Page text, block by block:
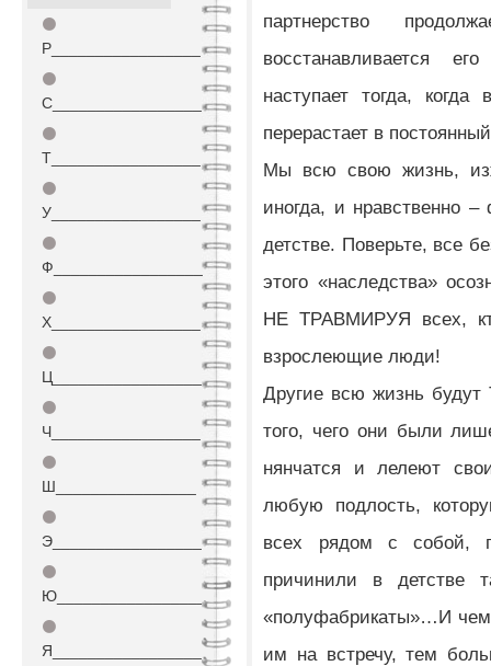
⚫
Р_________________
⚫
С_________________
⚫
Т_________________
⚫
У_________________
⚫
Ф_________________
⚫
Х_________________
⚫
Ц_________________
⚫
Ч_________________
⚫
Ш________________
⚫
Э_________________
⚫
Ю_________________
⚫
Я_________________
партнерство
восстанавливается
наступает тогда,
перерастает в
Мы всю свою жизнь,
иногда, и нравственно
детстве. Поверьте, все
этого «наследства»
НЕ ТРАВМИРУЯ всех,
взрослеющие люди!
Другие всю жизнь
того, чего они были
нянчатся и лелеют
любую подлость,
всех рядом с собой,
причинили в детстве
«полуфабрикаты»…И
им на встречу, тем